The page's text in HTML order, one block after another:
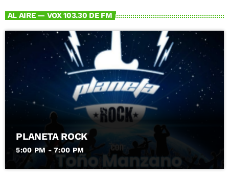
AL AIRE — VOX 103.30 DE FM
PLANETA ROCK
5:00 PM - 7:00 PM